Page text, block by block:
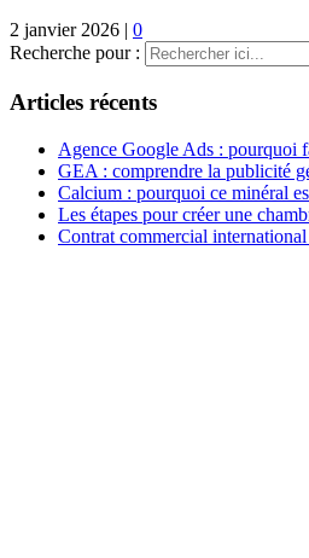
2 janvier 2026
0
Recherche pour :
Articles récents
Agence Google Ads : pourquoi
GEA : comprendre la publicité
Calcium : pourquoi ce minéral
Les étapes pour créer une
Contrat commercial international